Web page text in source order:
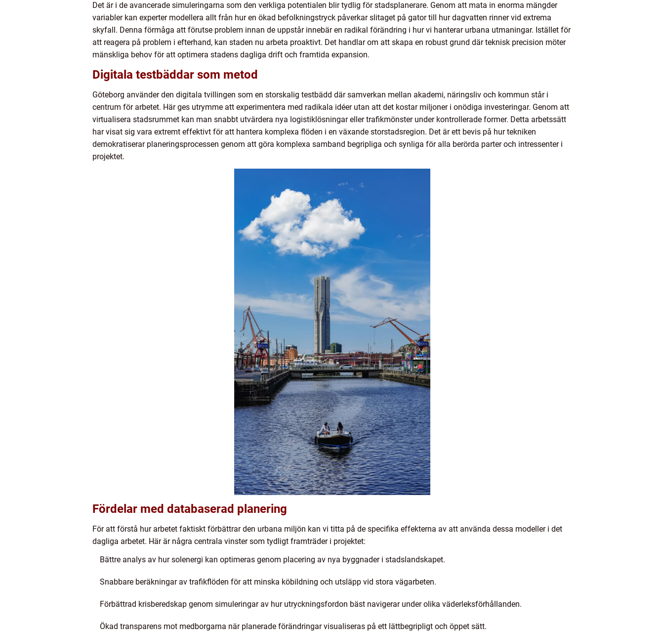
Det är i de avancerade simuleringarna som den verkliga potentialen blir tydlig för stadsplanerare. Genom att mata in enorma mängder
variabler kan experter modellera allt från hur en ökad befolkningstryck påverkar slitaget på gator till hur dagvatten rinner vid extrema
skyfall. Denna förmåga att förutse problem innan de uppstår innebär en radikal förändring i hur vi hanterar urbana utmaningar. Istället för
att reagera på problem i efterhand, kan staden nu arbeta proaktivt. Det handlar om att skapa en robust grund där teknisk precision möter
mänskliga behov för att optimera stadens dagliga drift och framtida expansion.
Digitala testbäddar som metod
Göteborg använder den digitala tvillingen som en storskalig testbädd där samverkan mellan akademi, näringsliv och kommun står i
centrum för arbetet. Här ges utrymme att experimentera med radikala idéer utan att det kostar miljoner i onödiga investeringar. Genom att
virtualisera stadsrummet kan man snabbt utvärdera nya logistiklösningar eller trafikmönster under kontrollerade former. Detta arbetssätt
har visat sig vara extremt effektivt för att hantera komplexa flöden i en växande storstadsregion. Det är ett bevis på hur tekniken
demokratiserar planeringsprocessen genom att göra komplexa samband begripliga och synliga för alla berörda parter och intressenter i
projektet.
Fördelar med databaserad planering
För att förstå hur arbetet faktiskt förbättrar den urbana miljön kan vi titta på de specifika effekterna av att använda dessa modeller i det
dagliga arbetet. Här är några centrala vinster som tydligt framträder i projektet:
Bättre analys av hur solenergi kan optimeras genom placering av nya byggnader i stadslandskapet.
Snabbare beräkningar av trafikflöden för att minska köbildning och utsläpp vid stora vägarbeten.
Förbättrad krisberedskap genom simuleringar av hur utryckningsfordon bäst navigerar under olika väderleksförhållanden.
Ökad transparens mot medborgarna när planerade förändringar visualiseras på ett lättbegripligt och öppet sätt.